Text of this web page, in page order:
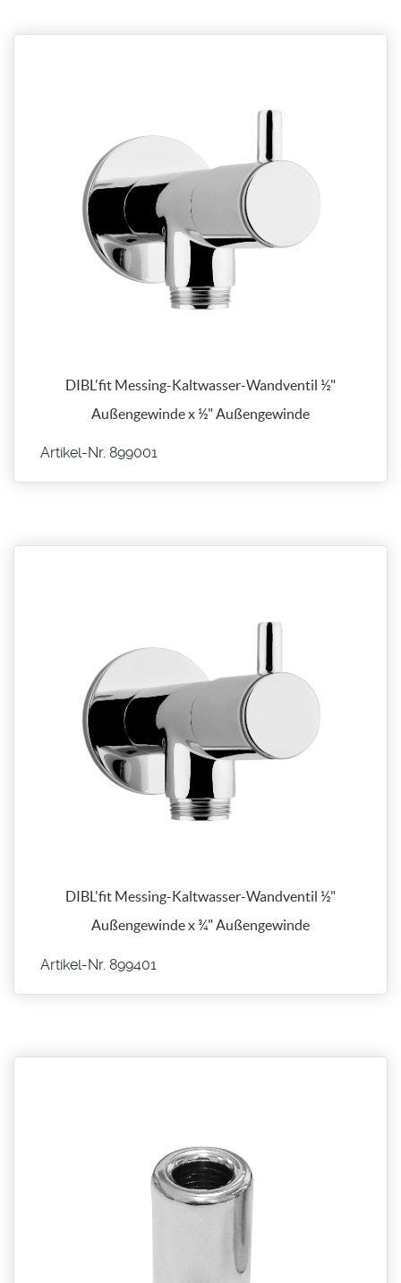
DIBL'fit Messing-Kaltwasser-Wandventil ½"
Außengewinde x ½" Außengewinde
Artikel-Nr. 899001
DIBL'fit Messing-Kaltwasser-Wandventil ½"
Außengewinde x ¾" Außengewinde
Artikel-Nr. 899401